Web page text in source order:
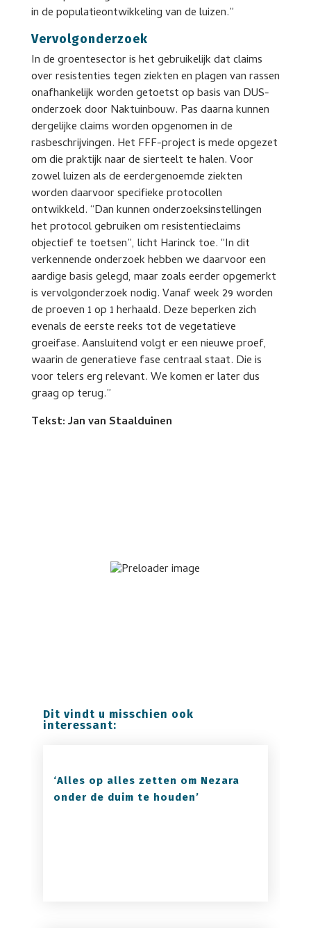
in de populatieontwikkeling van de luizen.”
Vervolgonderzoek
In de groentesector is het gebruikelijk dat claims
over resistenties tegen ziekten en plagen van rassen
onafhankelijk worden getoetst op basis van DUS-
onderzoek door Naktuinbouw. Pas daarna kunnen
dergelijke claims worden opgenomen in de
rasbeschrijvingen. Het FFF-project is mede opgezet
om die praktijk naar de sierteelt te halen. Voor
zowel luizen als de eerdergenoemde ziekten
worden daarvoor specifieke protocollen
ontwikkeld. “Dan kunnen onderzoeksinstellingen
het protocol gebruiken om resistentieclaims
objectief te toetsen”, licht Harinck toe. “In dit
verkennende onderzoek hebben we daarvoor een
aardige basis gelegd, maar zoals eerder opgemerkt
is vervolgonderzoek nodig. Vanaf week 29 worden
de proeven 1 op 1 herhaald. Deze beperken zich
evenals de eerste reeks tot de vegetatieve
groeifase. Aansluitend volgt er een nieuwe proef,
waarin de generatieve fase centraal staat. Die is
voor telers erg relevant. We komen er later dus
graag op terug.”
Tekst: Jan van Staalduinen
Dit vindt u misschien ook
interessant:
‘Alles op alles zetten om Nezara
onder de duim te houden’